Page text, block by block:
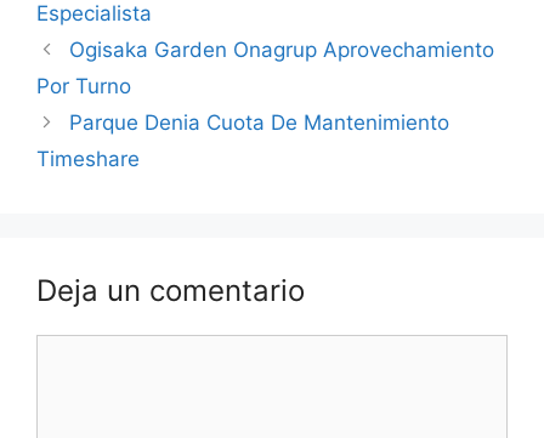
Especialista
Ogisaka Garden Onagrup Aprovechamiento
Por Turno
Parque Denia Cuota De Mantenimiento
Timeshare
Deja un comentario